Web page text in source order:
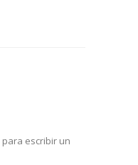
para escribir un